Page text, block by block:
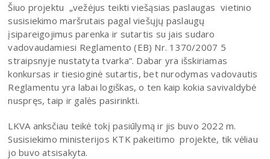
Šiuo projektu „vežėjus teikti viešąsias paslaugas vietinio
susisiekimo maršrutais pagal viešųjų paslaugų
įsipareigojimus parenka ir sutartis su jais sudaro
vadovaudamiesi Reglamento (EB) Nr. 1370/2007 5
straipsnyje nustatyta tvarka“. Dabar yra išskiriamas
konkursas ir tiesioginė sutartis, bet nurodymas vadovautis
Reglamentu yra labai logiškas, o ten kaip kokia savivaldybė
nuspręs, taip ir galės pasirinkti.
LKVA anksčiau teikė tokį pasiūlymą ir jis buvo 2022 m.
Susisiekimo ministerijos KTK pakeitimo projekte, tik vėliau
jo buvo atsisakyta.